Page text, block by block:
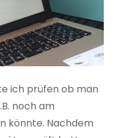
ich prüfen ob man
noch am
könnte. Nachdem